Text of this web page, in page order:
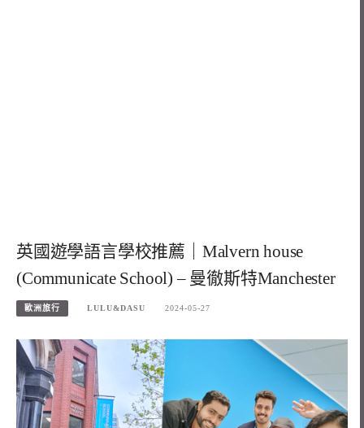
英國遊學語言學校推薦｜Malvern house
(Communicate School) – 曼徹斯特Manchester
歐洲旅行 LULU&DASU 2024-05-27